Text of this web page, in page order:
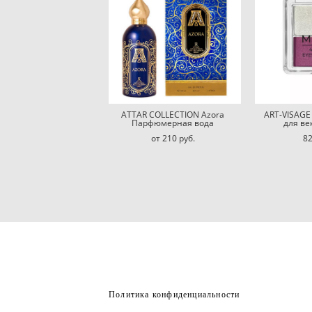
ATTAR COLLECTION Azora
Парфюмерная вода
от 210 pуб.
ART-
для
Политика конфиденциальности